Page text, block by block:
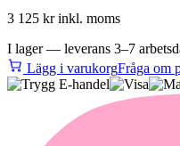
3 125 krinkl. moms
I lager — leverans 3–7
Lägg i varukorgFråga om